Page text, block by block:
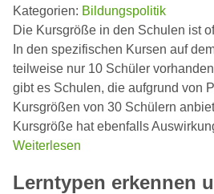
Kategorien: Bildungspolitik
Die Kursgröße in den Schulen ist
In den spezifischen Kursen auf
teilweise nur 10 Schüler
gibt es Schulen, die aufgrund von
Kursgrößen von 30 Schülern
Kursgröße hat ebenfalls
Weiterlesen
Lerntypen erkennen